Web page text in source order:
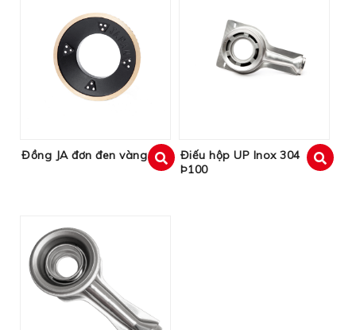
Đồng JA đơn đen vàng
Điếu hộp UP Inox 304
Þ100